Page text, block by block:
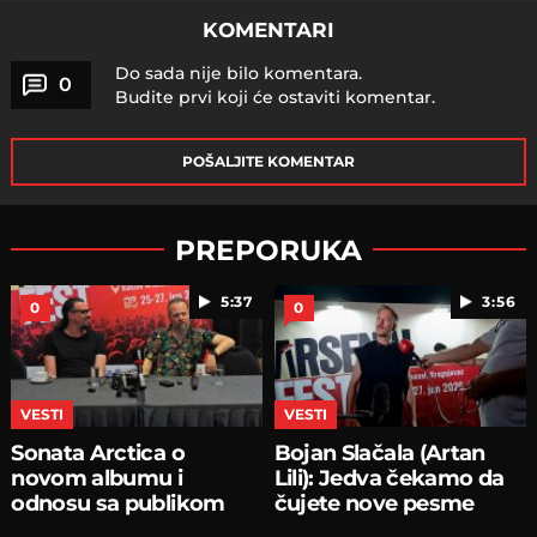
KOMENTARI
0
Do sada nije bilo komentara.
Budite prvi koji će ostaviti komentar.
POŠALJITE KOMENTAR
PREPORUKA
5:37
0
VESTI
Sonata Arctica o
novom albumu i
odnosu sa publikom
3:56
0
VESTI
Bojan Slačala (Artan
Lili): Jedva čekamo da
čujete nove pesme